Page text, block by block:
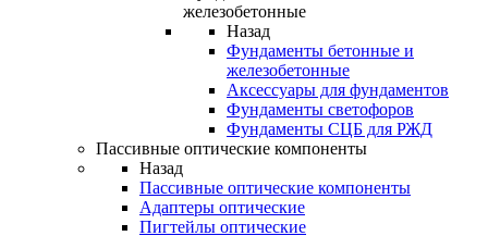
железобетонные
Назад
Фундаменты бетонные и
железобетонные
Аксессуары для фундаментов
Фундаменты светофоров
Фундаменты СЦБ для РЖД
Пассивные оптические компоненты
Назад
Пассивные оптические компоненты
Адаптеры оптические
Пигтейлы оптические